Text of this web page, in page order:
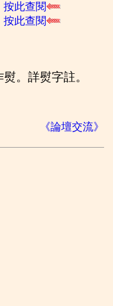
按此查閱
按此查閱
。詳熨字註。
《論壇交流》